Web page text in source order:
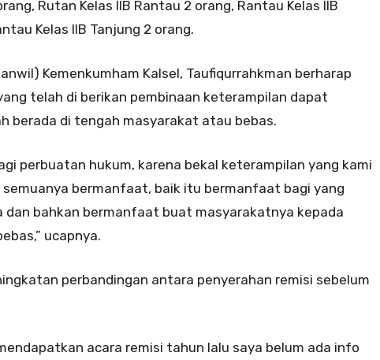
Rutan Kelas IIB Rantau 2 orang, Rantau Kelas IIB
Kelas IIB Tanjung 2 orang.
Kemenkumham Kalsel, Taufiqurrahkman berharap
telah di berikan pembinaan keterampilan dapat
berada di tengah masyarakat atau bebas.
perbuatan hukum, karena bekal keterampilan yang kami
bermanfaat, baik itu bermanfaat bagi yang
dan bahkan bermanfaat buat masyarakatnya kepada
ucapnya.
perbandingan antara penyerahan remisi sebelum
acara remisi tahun lalu saya belum ada info